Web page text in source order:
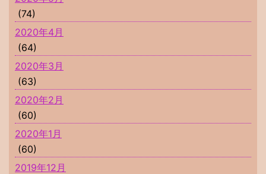
(74)
2020年4月
(64)
2020年3月
(63)
2020年2月
(60)
2020年1月
(60)
2019年12月